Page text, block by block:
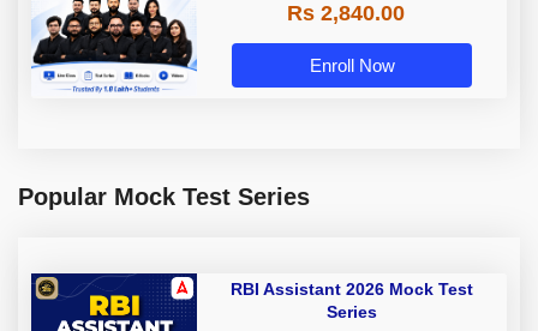
Rs 2,840.00
Enroll Now
Popular Mock Test Series
RBI Assistant 2026 Mock Test
Series